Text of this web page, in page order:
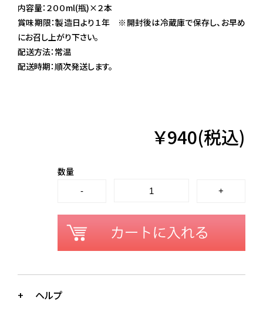
内容量：２００ml(瓶)×２本
賞味期限：製造日より１年 ※開封後は冷蔵庫で保存し、お早め
にお召し上がり下さい。
配送方法：常温
配送時期：順次発送します。
￥940(税込)
数量
ヘルプ